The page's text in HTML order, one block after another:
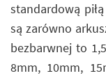
standardową
są zarówno
bezbarwnej to
8mm, 10mm,